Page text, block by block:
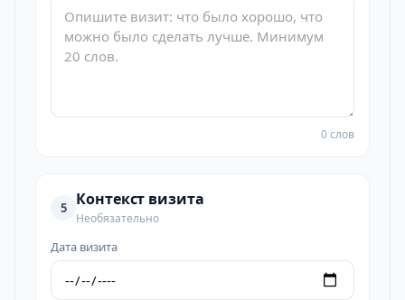
0 слов
5 Контекст визита
Необязательно
Дата визита